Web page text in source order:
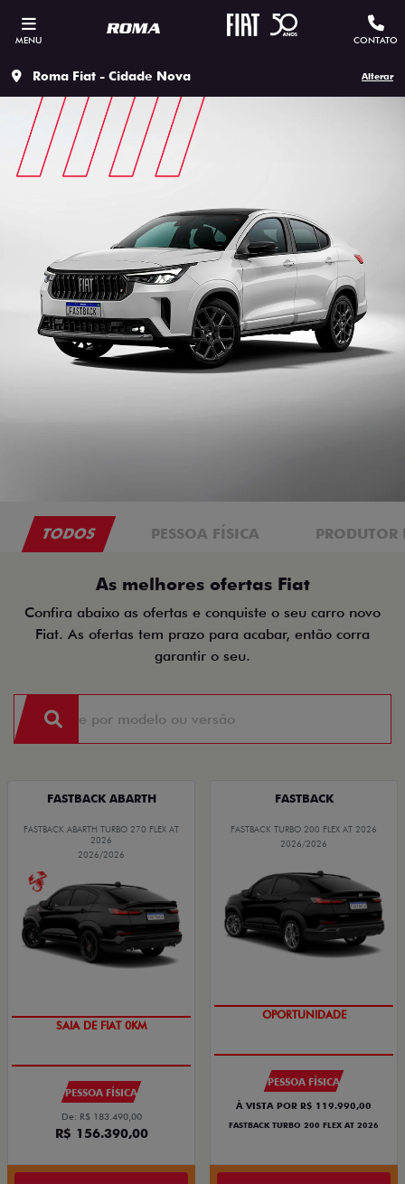
MENU CONTATO
Roma Fiat - Cidade Nova Alterar
TODOS PESSOA FÍSICA PRODUTOR
As melhores ofertas Fiat
Confira abaixo as ofertas e conquiste o seu carro novo
Fiat. As ofertas tem prazo para acabar, então corra
garantir o seu.
FASTBACK ABARTH
FASTBACK ABARTH TURBO 270 FLEX AT
2026
2026/2026
PREÇO IMPERDÍVEL
PESSOA FÍSICA
De: R$ 183.490,00
R$ 156.390,00
FASTBACK
FASTBACK TURBO 200 FLEX AT 2026
2026/2026
OPORTUNIDADE
PESSOA FÍSICA
À VISTA POR R$ 119.990,00
FASTBACK TURBO 200 FLEX AT 2026